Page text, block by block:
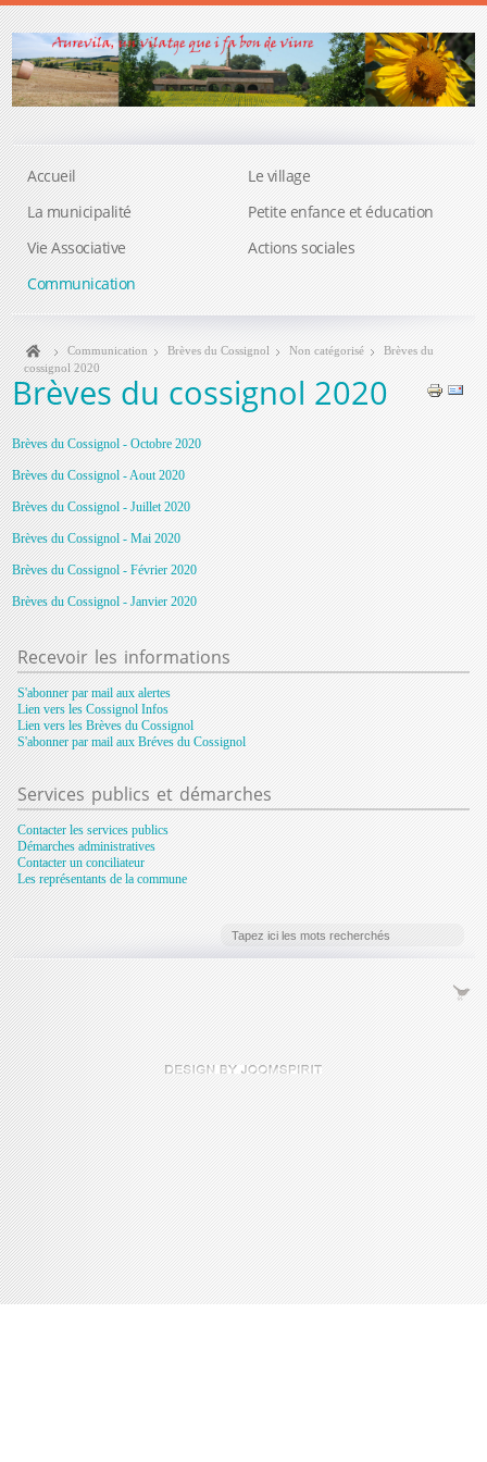
Accueil
Le village
La municipalité
Petite enfance et éducation
Vie Associative
Actions sociales
Communication
Communication Brèves du Cossignol Non catégorisé
Brèves du
cossignol 2020
Brèves du cossignol 2020
Brèves du Cossignol - Octobre 2020
Brèves du Cossignol - Aout 2020
Brèves du Cossignol - Juillet 2020
Brèves du Cossignol - Mai 2020
Brèves du Cossignol - Février 2020
Brèves du Cossignol - Janvier 2020
Recevoirles informations
S'abonner par mail aux alertes
Lien vers les Cossignol Infos
Lien vers les Brèves du Cossignol
S'abonner par mail aux Bréves du Cossignol
Servicespublics et démarches
Contacter les services publics
Démarches administratives
Contacter un conciliateur
Les représentants de la commune